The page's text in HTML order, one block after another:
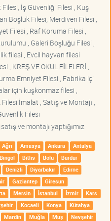
İş Güvenliği Filesi , Kuş
Boşluk Filesi, Merdiven Filesi ,
Filesi , Raf Koruma Filesi ,
, Galeri Boşluğu Filesi ,
filesi , Evcil hayvan filesi
, KREŞ VE OKUL FİLELERİ ,
Emniyet Filesi , Fabrika içi
için kuşkonmaz filesi ,
İmalat , Satış ve Montajı ,
Filesi
satış ve montajı yaptığımız
Ağrı Amasya Ankara
Antalya
Bingöl Bitlis Bolu
Burdur
Denizli Diyarbakır
Edirne
Gaziantep
Giresun
Mersin İstanbul İzmir
Kars
Kocaeli Konya
Kütahya
Mardin Muğla Muş
Nevşehir